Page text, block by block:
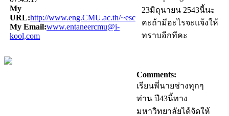
My
URL:http://www.eng.CMU.ac.th/~esc
My Email:www.entaneercmu@i-
kool,com
23มิถุนายน 2543นี้นะ
คะถ้ามีอะไรจะแจ้งให้
ทราบอีกทีคะ
Comments:
เรียนพี่นายช่างทุกๆ
ท่าน ปี43นี้ทาง
มหาวิทยาลัยได้จัดให้